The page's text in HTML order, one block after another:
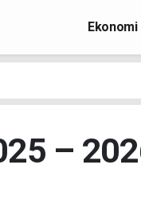
Ekonomi
–